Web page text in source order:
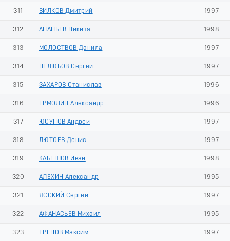
311 ВИЛКОВ Дмитрий 1997
312 АНАНЬЕВ Никита 1998
313 МОЛОСТВОВ Данила 1997
314 НЕЛЮБОВ Сергей 1997
315 ЗАХАРОВ Станислав 1996
316 ЕРМОЛИН Александр 1996
317 ЮСУПОВ Андрей 1997
318 ЛЮТОЕВ Денис 1997
319 КАБЕШОВ Иван 1998
320 АЛЕХИН Александр 1995
321 ЯССКИЙ Сергей 1997
322 АФАНАСЬЕВ Михаил 1995
323 ТРЕПОВ Максим 1997